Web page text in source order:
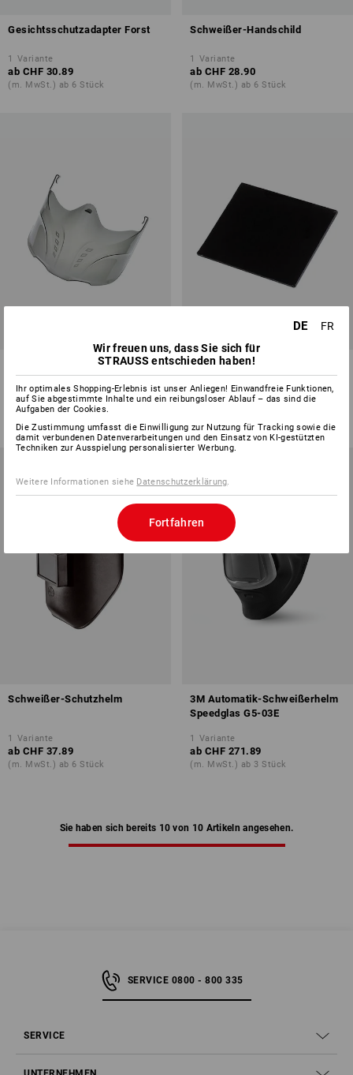
Gesichtsschutzadapter Forst
1 Variante
ab CHF 30.89
(m. MwSt.) ab 6 Stück
Schweißer-Handschild
1 Variante
ab CHF 28.90
(m. MwSt.) ab 6 Stück
e.s. Gesichtsschutz Visor
Variante
ab CHF 10.90
Schweißerglas
5 Varianten
ab
Schweißer-Schutzhelm
1 Variante
ab CHF 37.89
(m. MwSt.) ab 6 Stück
3M Automatik-Schweißerhelm
Speedglas G5-03E
1 Variante
ab CHF 271.89
(m. MwSt.) ab 3 Stück
Sie haben sich bereits 10 von 10 Artikeln angesehen.
SERVICE 0800 - 800 335
SERVICE
DE
FR
Wir freuen uns, dass Sie sich für
STRAUSS entschieden haben!
Ihr optimales Shopping-Erlebnis ist unser Anliegen! Einwandfreie Funktionen,
auf Sie abgestimmte Inhalte und ein reibungsloser Ablauf – das sind die
Aufgaben der Cookies.
Die Zustimmung umfasst die Einwilligung zur Nutzung für Tracking sowie die
damit verbundenen Datenverarbeitungen und den Einsatz von KI-gestützten
Techniken zur Ausspielung personalisierter Werbung.
Weitere Informationen siehe Datenschutzerklärung
Fortfahren